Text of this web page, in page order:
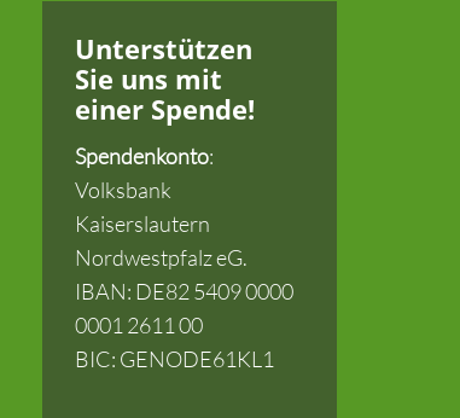
Unterstützen
Sie uns mit
einer Spende!
Spendenkonto:
Volksbank
Kaiserslautern
Nordwestpfalz eG.
IBAN: DE82 5409 0000
0001 2611 00
BIC: GENODE61KL1